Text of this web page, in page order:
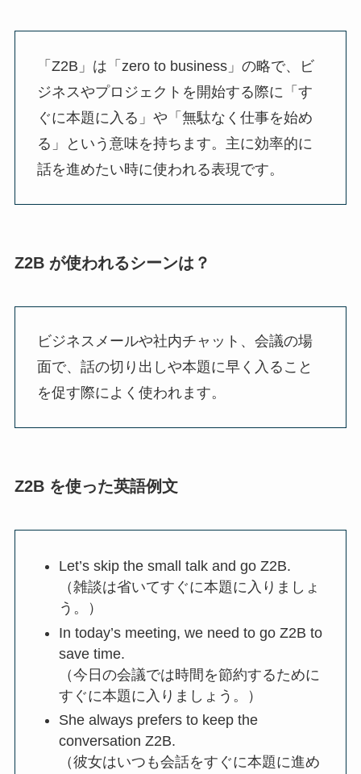
「Z2B」は「zero to business」の略で、ビ
ジネスやプロジェクトを開始する際に「す
ぐに本題に入る」や「無駄なく仕事を始め
る」という意味を持ちます。主に効率的に
話を進めたい時に使われる表現です。
Z2B が使われるシーンは？
ビジネスメールや社内チャット、会議の場
面で、話の切り出しや本題に早く入ること
を促す際によく使われます。
Z2B を使った英語例文
Let’s skip the small talk and go Z2B.
（雑談は省いてすぐに本題に入りましょ
う。）
In today’s meeting, we need to go Z2B to
save time.
（今日の会議では時間を節約するために
すぐに本題に入りましょう。）
She always prefers to keep the
conversation Z2B.
（彼女はいつも会話をすぐに本題に進め